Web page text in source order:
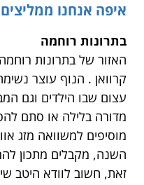
איפה אנחנו
בתרונות רוחמה
האזור של בתרונות
קרוואן . הנוף עוצר
עצום שבו הילדים וגם
מדורה בלילה או סתם
מוסיפים למשוואה מזג
השנה, מקבלים מתכון
זאת, חשוב לוודא היטב